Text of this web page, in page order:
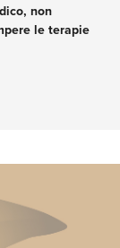
non
le terapie